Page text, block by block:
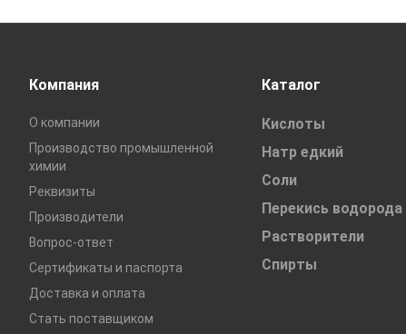
Компания
О компании
Производство промышленной
химии
Реквизиты
Производители
Вопрос-ответ
Сертификаты и паспорта
Доставка и оплата
Стать поставщиком
Каталог
Кислоты
Натр едкий
Соли
Перекись водорода
Растворители
Спирты